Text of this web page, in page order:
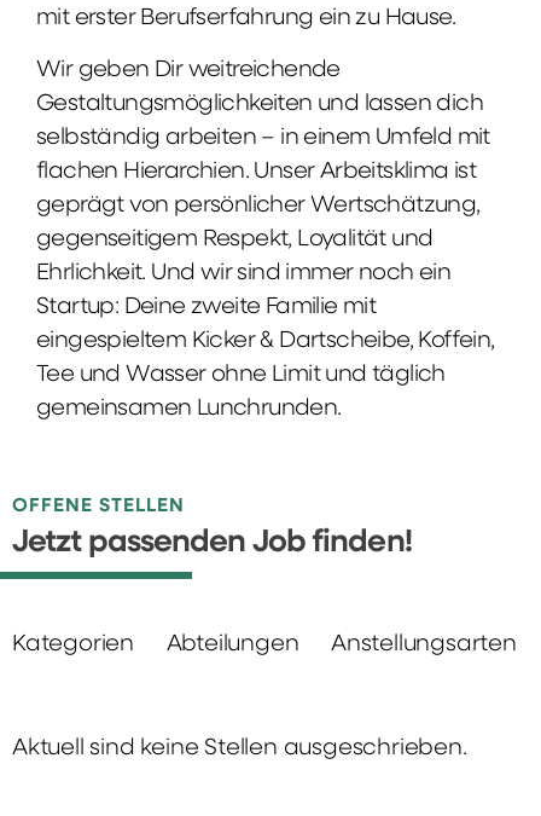
mit erster Berufserfahrung ein zu Hause.
Wir geben Dir weitreichende
Gestaltungsmöglichkeiten und lassen dich
selbständig arbeiten – in einem Umfeld mit
flachen Hierarchien. Unser Arbeitsklima ist
geprägt von persönlicher Wertschätzung,
gegenseitigem Respekt, Loyalität und
Ehrlichkeit. Und wir sind immer noch ein
Startup: Deine zweite Familie mit
eingespieltem Kicker & Dartscheibe, Koffein,
Tee und Wasser ohne Limit und täglich
gemeinsamen Lunchrunden.
OFFENE STELLEN
Jetzt passenden Job finden!
Kategorien Abteilungen Anstellungsarten
Aktuell sind keine Stellen ausgeschrieben.